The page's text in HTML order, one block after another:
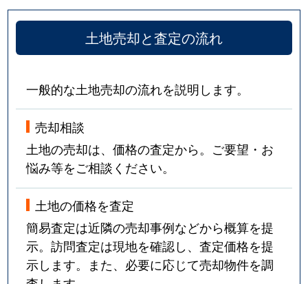
土地売却と査定の流れ
一般的な土地売却の流れを説明します。
売却相談
土地の売却は、価格の査定から。ご要望・お
悩み等をご相談ください。
土地の価格を査定
簡易査定は近隣の売却事例などから概算を提
示。訪問査定は現地を確認し、査定価格を提
示します。また、必要に応じて売却物件を調